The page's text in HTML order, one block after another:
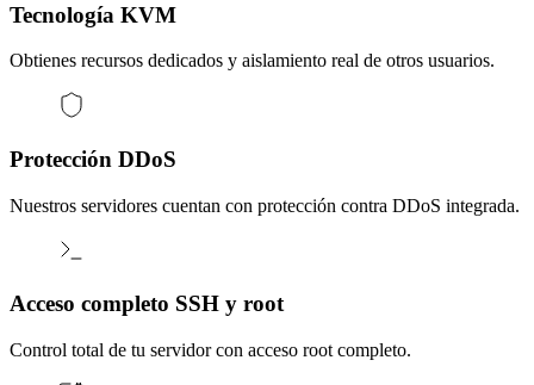
Tecnología KVM
Obtienes recursos dedicados y aislamiento real de otros usuarios.
Protección DDoS
Nuestros servidores cuentan con protección contra DDoS integrada.
Acceso completo SSH y root
Control total de tu servidor con acceso root completo.